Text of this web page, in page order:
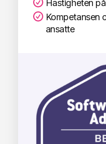
Hastigheten
Kompetansen
ansatte